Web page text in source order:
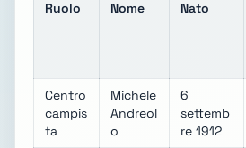
Ruolo Nome Nato
Centro
campis
ta
Michele
Andreol
o
6
settemb
re 1912